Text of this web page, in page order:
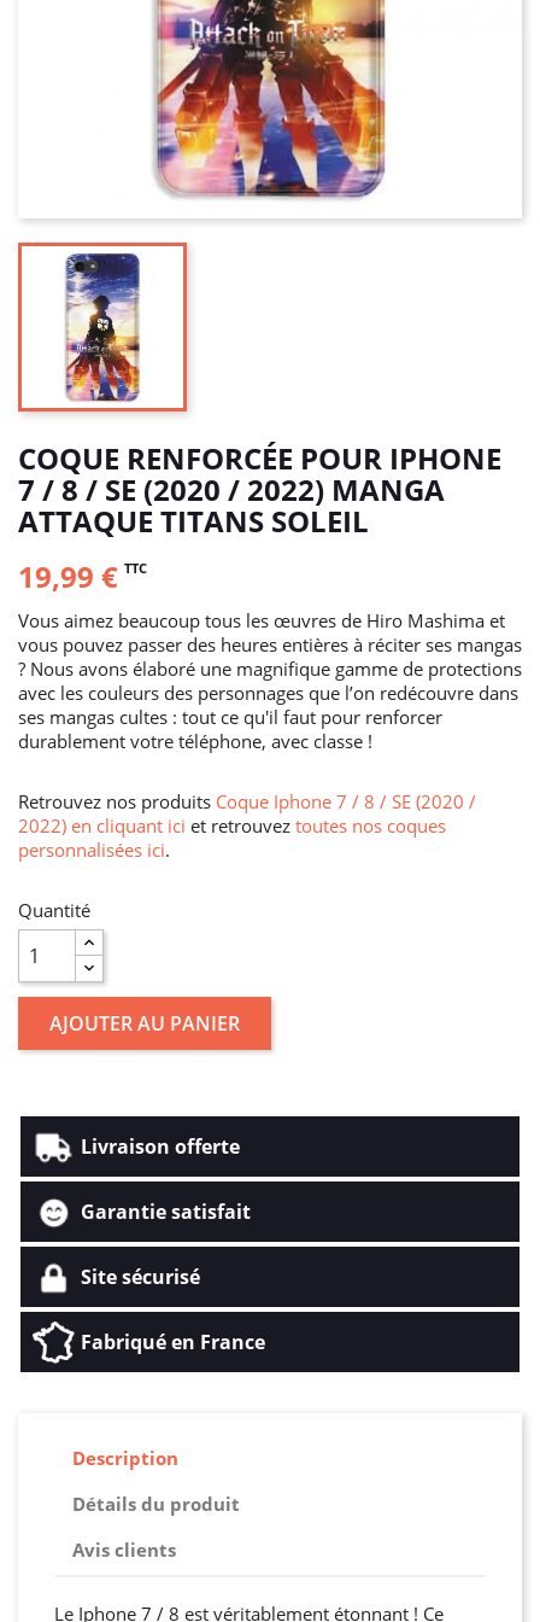
COQUE RENFORCÉE POUR IPHONE
7 / 8 / SE (2020 / 2022) MANGA
ATTAQUE TITANS SOLEIL
19,99 € TTC
Vous aimez beaucoup tous les œuvres de Hiro Mashima et
vous pouvez passer des heures entières à réciter ses mangas
? Nous avons élaboré une magnifique gamme de protections
avec les couleurs des personnages que l’on redécouvre dans
ses mangas cultes : tout ce qu'il faut pour renforcer
durablement votre téléphone, avec classe !
Retrouvez nos produits Coque Iphone 7 / 8 / SE (2020 /
2022) en cliquant ici et retrouvez toutes nos coques
personnalisées ici.
Quantité
AJOUTER AU PANIER
Livraison offerte
Garantie satisfait
Site sécurisé
Fabriqué en France
Description
Détails du produit
Avis clients
Le Iphone 7 / 8 est véritablement étonnant ! Ce